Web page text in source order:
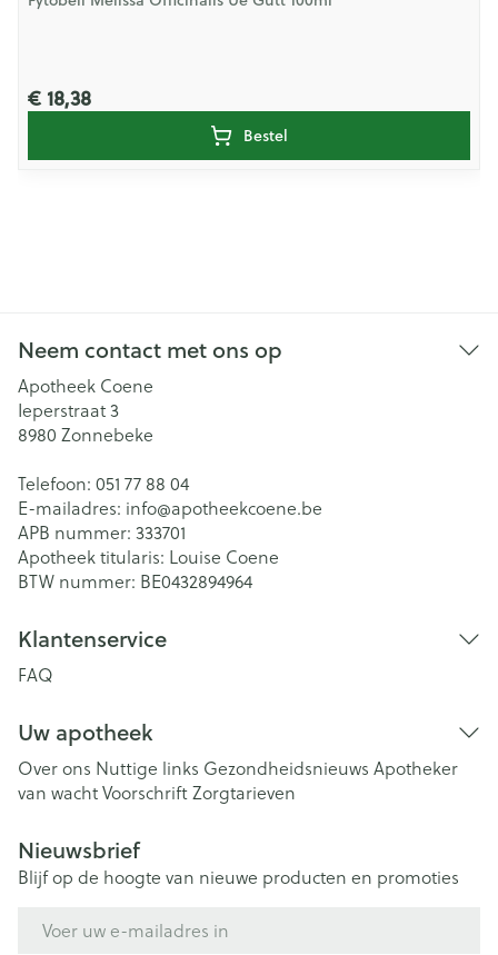
€ 18,38
Bestel
Neem contact met ons op
Apotheek Coene
Ieperstraat 3
8980 Zonnebeke
Telefoon: 051 77 88 04
E-mailadres: info@apotheekcoene.be
APB nummer: 333701
Apotheek titularis: Louise Coene
BTW nummer: BE0432894964
Klantenservice
FAQ
Uw apotheek
Over ons Nuttige links Gezondheidsnieuws Apotheker
van wachtVoorschriftZorgtarieven
Nieuwsbrief
Blijf op de hoogte van nieuwe producten en promoties